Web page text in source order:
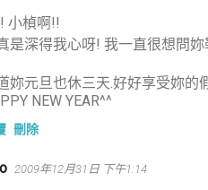
小楨啊!!
是深得我心呀! 我一直很想問妳
妳元旦也休三天.好好享受妳的
NEW YEAR^^
刪除
2009年12月31日 下午1:14